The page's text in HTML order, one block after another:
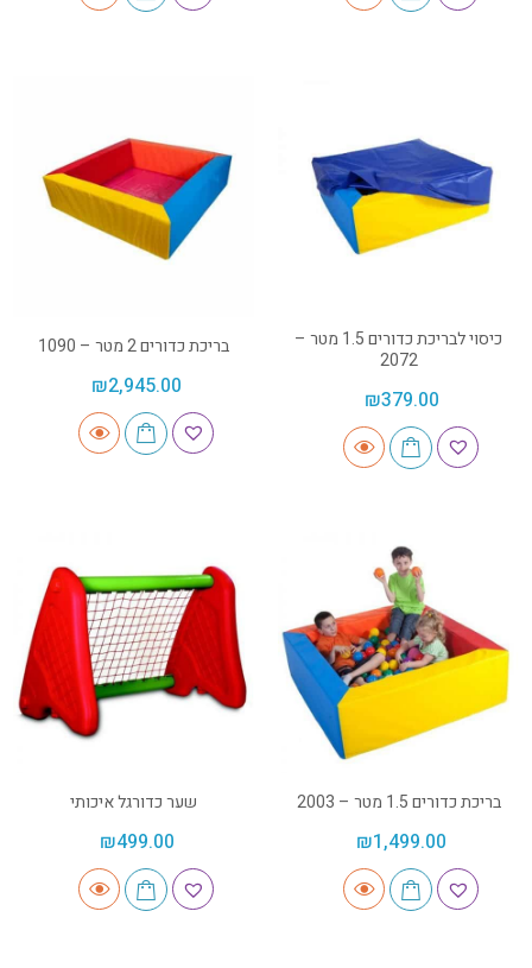
כיסוי לבריכת כדורים 1.5 מטר –
2072
₪379.00
בריכת כדורים 2 מטר – 1090
₪2,945.00
בריכת כדורים 1.5 מטר – 2003
₪1,499.00
שער כדורגל איכותי
₪499.00